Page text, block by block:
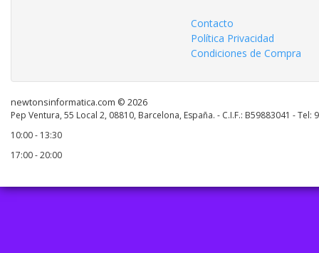
Contacto
Política Privacidad
Condiciones de Compra
newtonsinformatica.com © 2026
Pep Ventura, 55 Local 2, 08810, Barcelona, España. - C.I.F.: B59883041 - Tel:
10:00 - 13:30
17:00 - 20:00